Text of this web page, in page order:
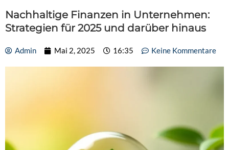
Nachhaltige Finanzen in Unternehmen:
Strategien für 2025 und darüber hinaus
Admin Mai 2, 2025 16:35 Keine Kommentare